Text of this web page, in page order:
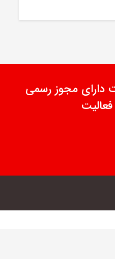
دارای مجوز رسمی
فعالیت